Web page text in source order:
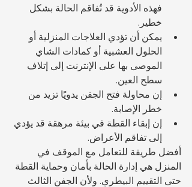
فهذه الأدوية قد تُفاقم الحالة بشكل
خطير.
يمكن أن تؤدي العلاجات المنزلية أو
الحلول العشبية أو كمادات الشاي
الموصى بها على الإنترنت إلى إتلاف
سطح العين.
إن محاولة فتح الجفن يدويًا تزيد من
خطر الإصابة.
إن إبقاء القطة في بيئة مرهقة قد يؤدي
إلى تفاقم الأعراض.
أفضل طريقة للتعامل مع الموقف في
المنزل هي إدارة الحالة بأمان وحماية القطة
حتى التقييم البيطري. ولأن الجفن الثالث